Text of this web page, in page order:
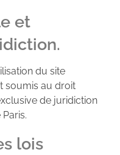
et
du site
soumis au droit
de juridiction
lois